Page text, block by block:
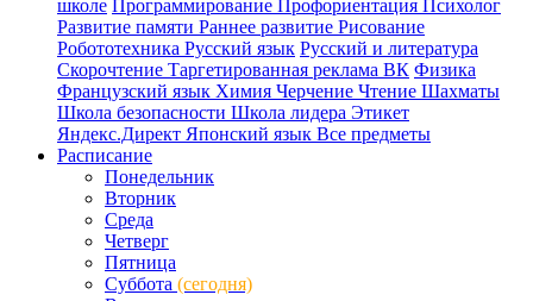
школе Программирование Профориентация Психолог
Развитие памяти Раннее развитие Рисование
Робототехника Русский язык Русский и литература
Скорочтение Таргетированная реклама ВК Физика
Французский язык Химия Черчение Чтение Шахматы
Школа безопасности Школа лидера Этикет
Яндекс.Директ Японский язык Все предметы
Расписание
Понедельник
Вторник
Среда
Четверг
Пятница
Суббота (сегодня)